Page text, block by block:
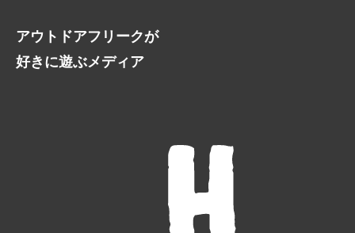
アウトドアフリークが
好きに遊ぶメディア